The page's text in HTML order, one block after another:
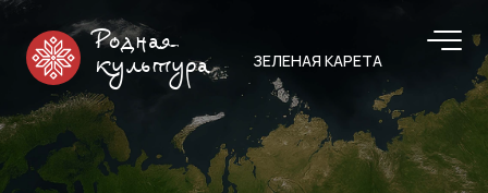
Родная
культура
ЗЕЛЕНАЯ КАРЕТА